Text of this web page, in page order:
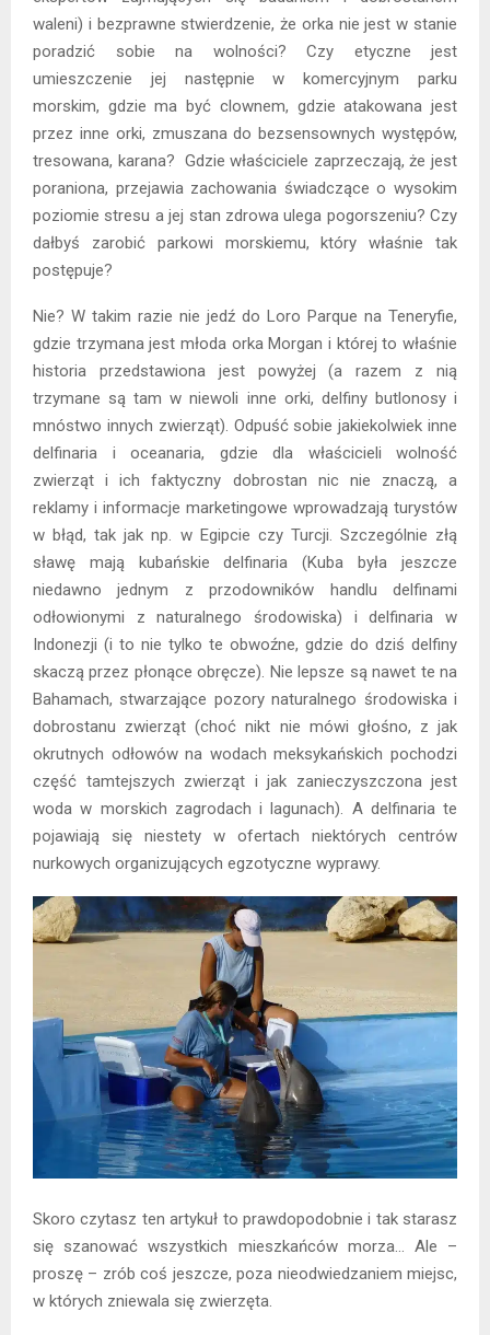
waleni) i bezprawne stwierdzenie, że orka nie jest w stanie
poradzić sobie na wolności? Czy etyczne jest
umieszczenie jej następnie w komercyjnym parku
morskim, gdzie ma być clownem, gdzie atakowana jest
przez inne orki, zmuszana do bezsensownych występów,
tresowana, karana? Gdzie właściciele zaprzeczają, że jest
poraniona, przejawia zachowania świadczące o wysokim
poziomie stresu a jej stan zdrowa ulega pogorszeniu? Czy
dałbyś zarobić parkowi morskiemu, który właśnie tak
postępuje?
Nie? W takim razie nie jedź do Loro Parque na Teneryfie,
gdzie trzymana jest młoda orka Morgan i której to właśnie
historia przedstawiona jest powyżej (a razem z nią
trzymane są tam w niewoli inne orki, delfiny butlonosy i
mnóstwo innych zwierząt). Odpuść sobie jakiekolwiek inne
delfinaria i oceanaria, gdzie dla właścicieli wolność
zwierząt i ich faktyczny dobrostan nic nie znaczą, a
reklamy i informacje marketingowe wprowadzają turystów
w błąd, tak jak np. w Egipcie czy Turcji. Szczególnie złą
sławę mają kubańskie delfinaria (Kuba była jeszcze
niedawno jednym z przodowników handlu delfinami
odłowionymi z naturalnego środowiska) i delfinaria w
Indonezji (i to nie tylko te obwoźne, gdzie do dziś delfiny
skaczą przez płonące obręcze). Nie lepsze są nawet te na
Bahamach, stwarzające pozory naturalnego środowiska i
dobrostanu zwierząt (choć nikt nie mówi głośno, z jak
okrutnych odłowów na wodach meksykańskich pochodzi
część tamtejszych zwierząt i jak zanieczyszczona jest
woda w morskich zagrodach i lagunach). A delfinaria te
pojawiają się niestety w ofertach niektórych centrów
nurkowych organizujących egzotyczne wyprawy.
Skoro czytasz ten artykuł to prawdopodobnie i tak starasz
się szanować wszystkich mieszkańców morza… Ale –
proszę – zrób coś jeszcze, poza nieodwiedzaniem miejsc,
w których zniewala się zwierzęta.